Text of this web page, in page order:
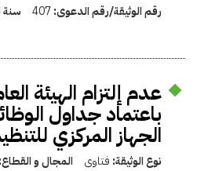
رقم الوثيقة/رقم الدعوى:407 سنة
عدم إلتزام الهيئة
باعتماد جداول
الجهاز المركزي
نوع الوثيقة: فتاوى المجال و القطاع: